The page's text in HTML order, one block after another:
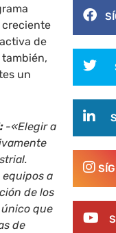
creciente
de
un
-«Elegir a
a
de los
que
de